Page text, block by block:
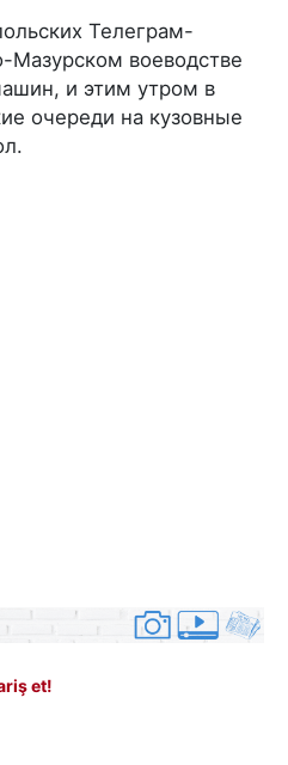
Телеграм-
Мазурском воеводстве
и этим утром в
очереди на кузовные
et!